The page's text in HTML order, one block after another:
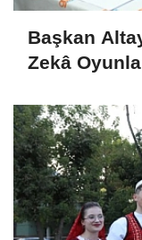
Başkan
Zekâ